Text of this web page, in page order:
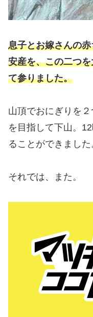
息子とお嫁さんの
安産を、この二つ
て参りました。
山頂でおにぎりを
を目指して下山。
ることができました
それでは、また。